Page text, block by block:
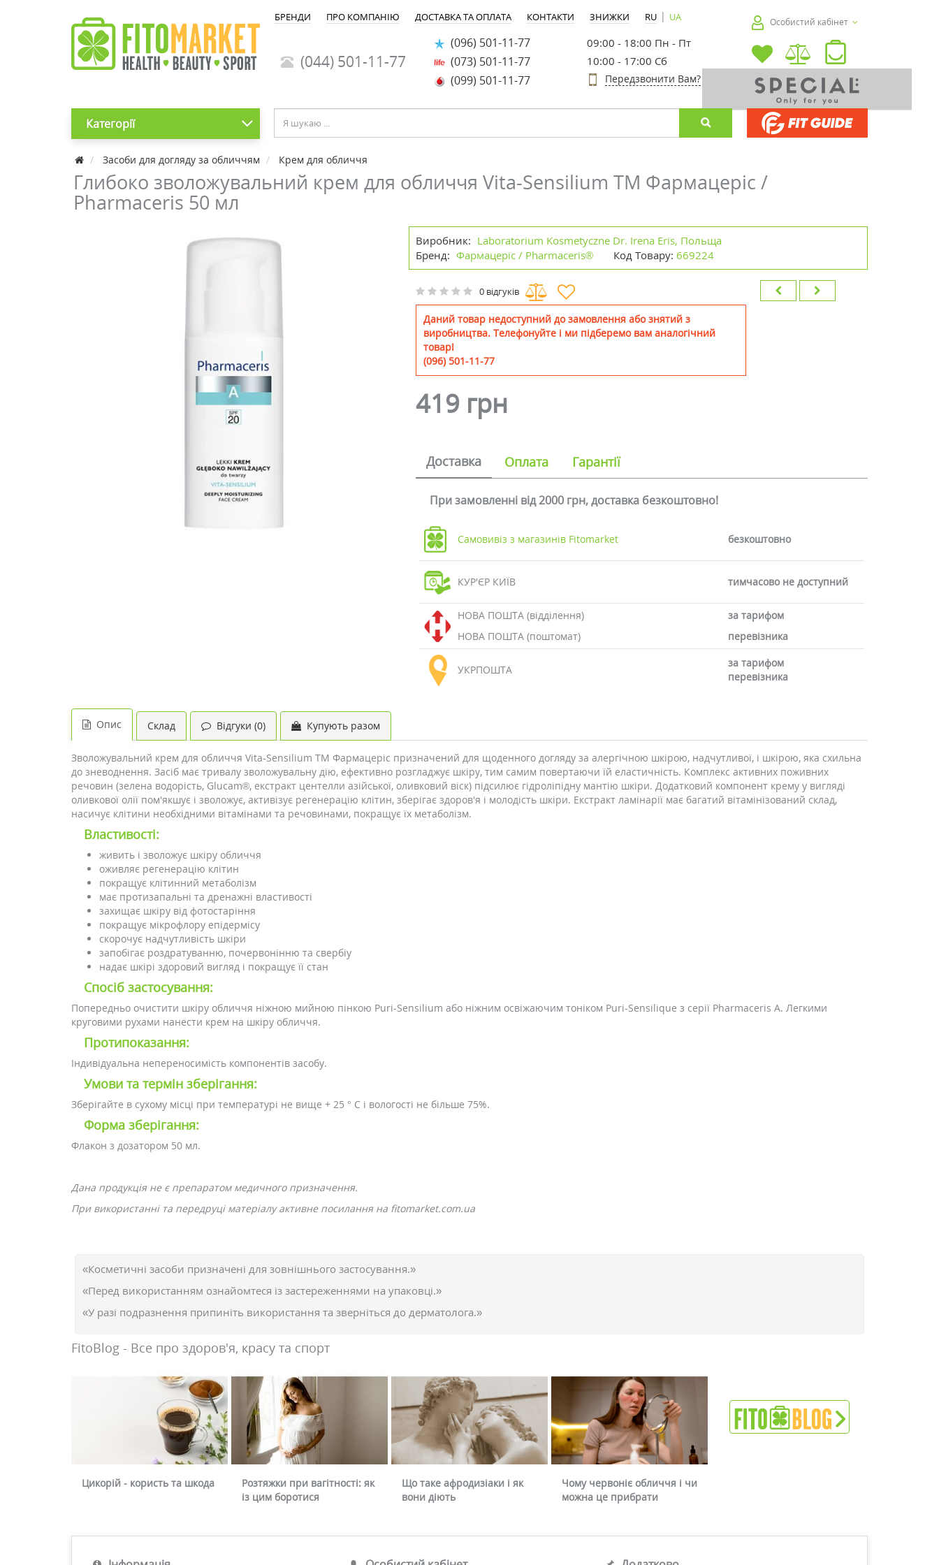
БРЕНДИ ПРО КОМПАНІЮ ДОСТАВКА ТА ОПЛАТА КОНТАКТИ ЗНИЖКИ RU | UA
(044) 501-11-77
(096) 501-11-77
(073) 501-11-77
(099) 501-11-77
09:00 - 18:00 Пн - Пт
10:00 - 17:00 Сб
Передзвонити Вам?
Особистий кабінет
Категорії
Засоби для догляду за обличчям Крем для обличчя
Глибоко зволожувальний крем для обличчя Vita-Sensilium ТМ Фармацеріс /
Pharmaceris 50 мл
Виробник: Laboratorium Kosmetyczne Dr. Irena Eris, Польща
Бренд: Фармацеріс / Pharmaceris® Код Товару: 669224
0 відгуків
Даний товар недоступний до замовлення або знятий з
виробництва. Телефонуйте і ми підберемо вам аналогічний
товар!
(096) 501-11-77
419 грн
Доставка Оплата Гарантії
При замовленні від 2000 грн, доставка безкоштовно!
Самовивіз з магазинів Fitomarket безкоштовно
КУР'ЄР КИЇВ тимчасово не доступний
НОВА ПОШТА (відділення)
за тарифом
НОВА ПОШТА (поштомат)
перевізника
УКРПОШТА
за тарифом
перевізника
Опис Склад Відгуки (0) Купують разом
Зволожувальний крем для обличчя Vita-Sensilium ТМ Фармацеріс призначений для щоденного догляду за алергічною шкірою, надчутливої, і шкірою, яка схильна
до зневоднення. Засіб має тривалу зволожувальну дію, ефективно розгладжує шкіру, тим самим повертаючи їй еластичність. Комплекс активних поживних
речовин (зелена водорість, Glucam®, екстракт центелли азійської, оливковий віск) підсилює гідроліпідну мантію шкіри. Додатковий компонент крему у вигляді
оливкової олії пом'якшує і зволожує, активізує регенерацію клітин, зберігає здоров'я і молодість шкіри. Екстракт ламінарії має багатий вітамінізований склад,
насичує клітини необхідними вітамінами та речовинами, покращує їх метаболізм.
Властивості:
живить і зволожує шкіру обличчя
оживляє регенерацію клітин
покращує клітинний метаболізм
має протизапальні та дренажні властивості
захищає шкіру від фотостаріння
покращує мікрофлору епідермісу
скорочує надчутливість шкіри
запобігає роздратуванню, почервонінню та свербіу
надає шкірі здоровий вигляд і покращує її стан
Спосіб застосування:
Попередньо очистити шкіру обличчя ніжною мийною пінкою Puri-Sensilium або ніжним освіжаючим тоніком Puri-Sensilique з серії Pharmaceris А. Легкими
круговими рухами нанести крем на шкіру обличчя.
Протипоказання:
Індивідуальна непереносимість компонентів засобу.
Умови та термін зберігання:
Зберігайте в сухому місці при температурі не вище + 25 ° С і вологості не більше 75%.
Форма зберігання:
Флакон з дозатором 50 мл.
Дана продукція не є препаратом медичного призначення.
При використанні та передруці матеріалу активне посилання на fitomarket.com.ua
«Косметичні засоби призначені для зовнішнього застосування.»
«Перед використанням ознайомтеся із застереженнями на упаковці.»
«У разі подразнення припиніть використання та зверніться до дерматолога.»
FitoBlog - Все про здоров'я, красу та спорт
Цикорій - користь та шкода
Розтяжки при вагітності: як
із цим боротися
Що таке афродизіаки і як
вони діють
Чому червоніє обличчя і чи
можна це прибрати